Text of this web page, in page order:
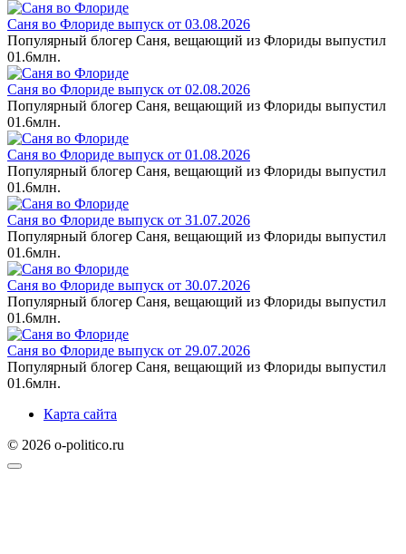
Саня во Флориде выпуск от 03.08.2026
Популярный блогер Саня, вещающий из Флориды выпустил
01.6млн.
Саня во Флориде выпуск от 02.08.2026
Популярный блогер Саня, вещающий из Флориды выпустил
01.6млн.
Саня во Флориде выпуск от 01.08.2026
Популярный блогер Саня, вещающий из Флориды выпустил
01.6млн.
Саня во Флориде выпуск от 31.07.2026
Популярный блогер Саня, вещающий из Флориды выпустил
01.6млн.
Саня во Флориде выпуск от 30.07.2026
Популярный блогер Саня, вещающий из Флориды выпустил
01.6млн.
Саня во Флориде выпуск от 29.07.2026
Популярный блогер Саня, вещающий из Флориды выпустил
01.6млн.
Карта сайта
© 2026 o-politico.ru